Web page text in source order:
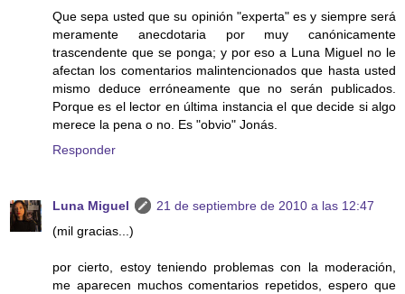
Que sepa usted que su opinión "experta" es y siempre será
meramente anecdotaria por muy canónicamente
trascendente que se ponga; y por eso a Luna Miguel no le
afectan los comentarios malintencionados que hasta usted
mismo deduce erróneamente que no serán publicados.
Porque es el lector en última instancia el que decide si algo
merece la pena o no. Es "obvio" Jonás.
Responder
Luna Miguel
21 de septiembre de 2010 a las 12:47
(mil gracias...)
por cierto, estoy teniendo problemas con la moderación,
me aparecen muchos comentarios repetidos, espero que